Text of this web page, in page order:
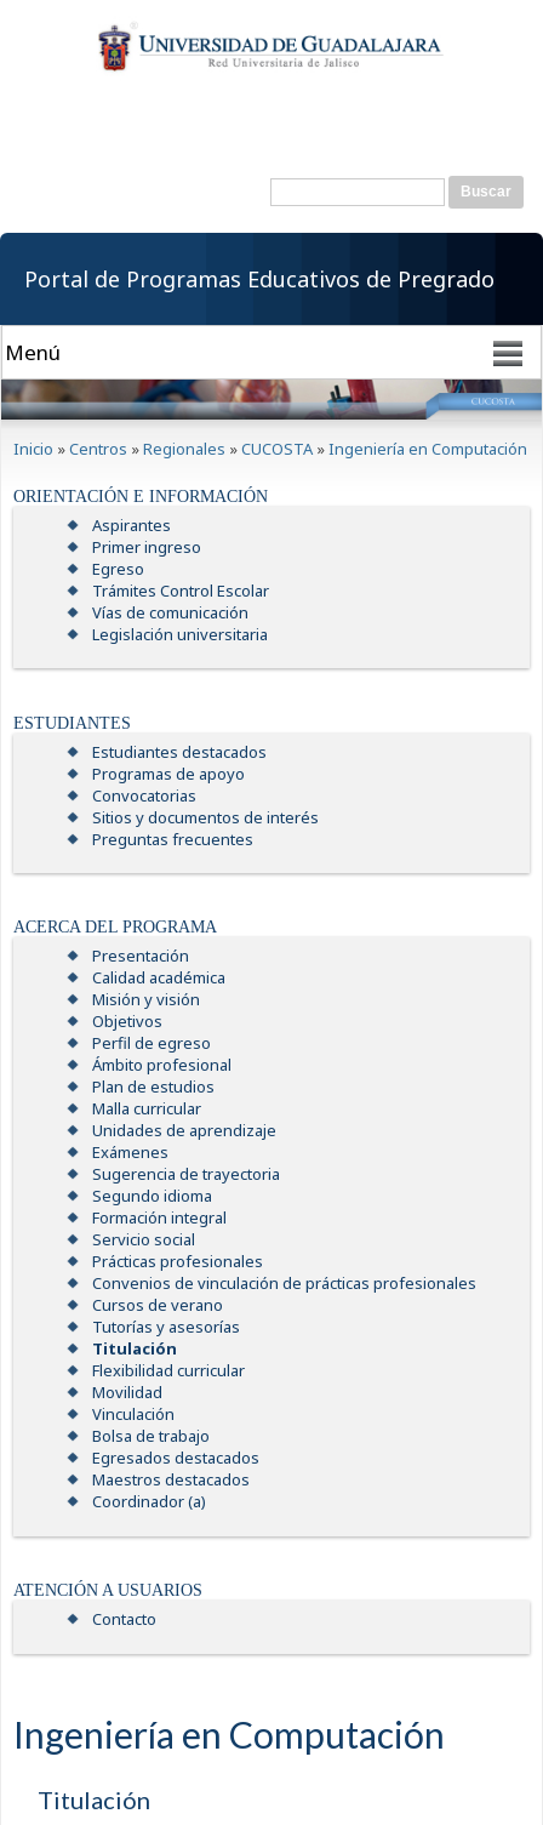
contenido
principal
Formulario de
Buscar
Portal de Programas Educativos de Pregrado
Inicio »Centros »Regionales »CUCOSTA »Ingeniería en Computación
ORIENTACIÓN E INFORMACIÓN
Aspirantes
Primer ingreso
Egreso
Trámites Control Escolar
Vías de comunicación
Legislación universitaria
ESTUDIANTES
Estudiantes destacados
Programas de apoyo
Convocatorias
Sitios y documentos de interés
Preguntas frecuentes
ACERCA DEL PROGRAMA
Presentación
Calidad académica
Misión y visión
Objetivos
Perfil de egreso
Ámbito profesional
Plan de estudios
Malla curricular
Unidades de aprendizaje
Exámenes
Sugerencia de trayectoria
Segundo idioma
Formación integral
Servicio social
Prácticas profesionales
Convenios de vinculación de prácticas profesionales
Cursos de verano
Tutorías y asesorías
Titulación
Flexibilidad curricular
Movilidad
Vinculación
Bolsa de trabajo
Egresados destacados
Maestros destacados
Coordinador (a)
ATENCIÓN A USUARIOS
Contacto
Ingeniería en Computación
Titulación